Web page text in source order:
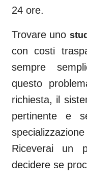
24 ore.
Trovare uno
con costi
sempre
questo
richiesta, il
pertinente e
Riceverai un
decidere se